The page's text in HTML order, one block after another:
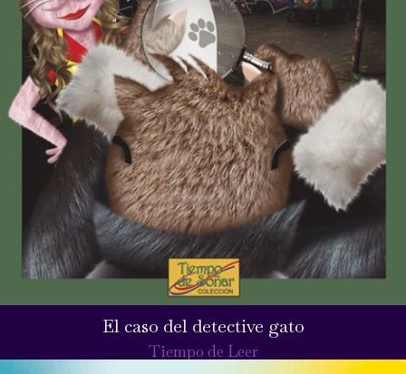
El caso del detective gato
Tiempo de Leer